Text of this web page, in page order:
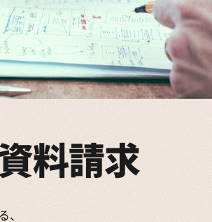
料請求